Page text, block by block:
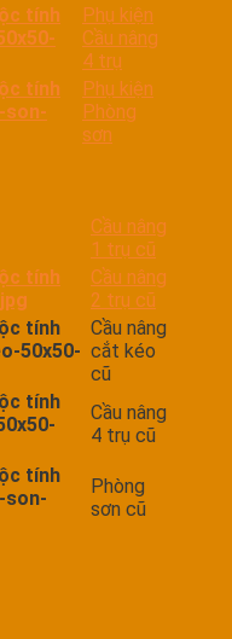
Phụ kiện
Cầu nâng
4 trụ
Phụ kiện
Phòng
sơn
Cầu nâng
1 trụ cũ
Cầu nâng
2 trụ cũ
Cầu nâng
cắt kéo
cũ
Cầu nâng
4 trụ cũ
Phòng
sơn cũ